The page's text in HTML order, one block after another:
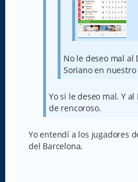
No le deseo mal al
Soriano en
Yo si le deseo mal. Y
de rencoroso.
Yo entendí a los jugadores
del Barcelona.